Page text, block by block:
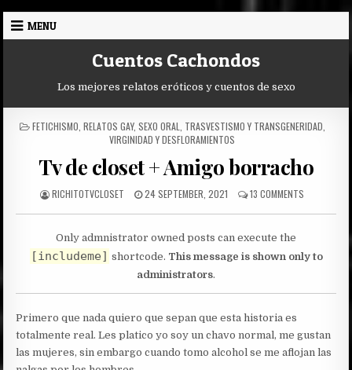
Skip
MENU
Cuentos Cachondos
Los mejores relatos eróticos y cuentos de sexo
POSTED
FETICHISMO RELATOS GAY, SEXO ORAL TRASVESTISMO Y TRANSGENERIDAD
VIRGINIDAD Y DESFLORAMIENTOS
Tv de closet + Amigo borracho
AUTHOR:
RICHITOTVCLOSET
PUBLISHED
24 SEPTEMBER, 2021 13 COMMENTS
AMIGO
Only admnistrator owned posts can execute the
[includeme] shortcode. This message is shown only to
administrators.
Primero que nada quiero que sepan que esta historia es
totalmente real. Les platico yo soy un chavo normal, me gustan
las mujeres, sin embargo cuando tomo alcohol se me aflojan las